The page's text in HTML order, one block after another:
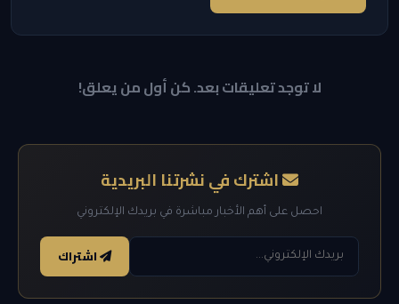
لا توجد تعليقات بعد. كن أول من يعلق!
اشترك في نشرتنا البريدية
احصل على أهم الأخبار مباشرة في بريدك الإلكتروني
اشتراك